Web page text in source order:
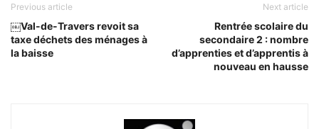
Previous article
￼Val-de-Travers revoit sa
taxe déchets des ménages à
la baisse
Next article
Rentrée scolaire du
secondaire 2 : nombre
d’apprenties et d’apprentis à
nouveau en hausse